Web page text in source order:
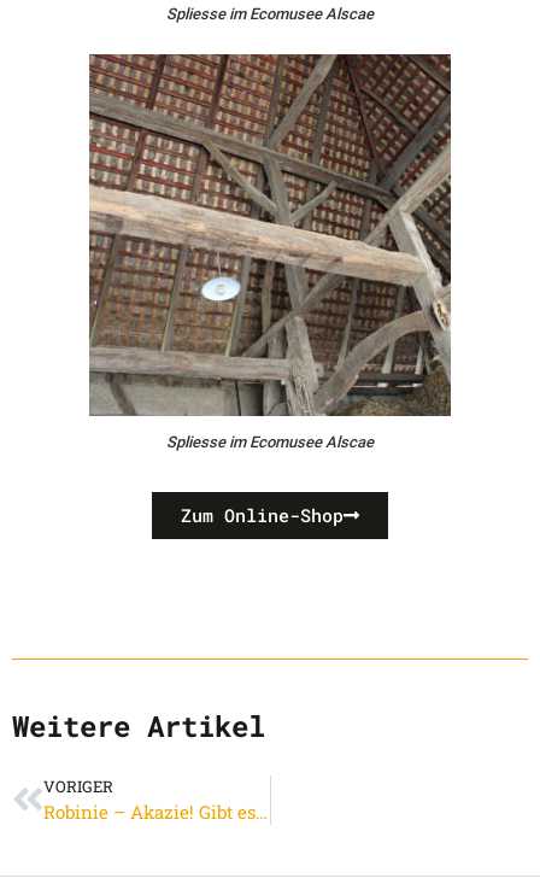
Spliesse im Ecomusee Alscae
Spliesse im Ecomusee Alscae
Zum Online-Shop
Weitere Artikel
VORIGER
Robinie – Akazie! Gibt es eine Holzschindel die haltbarer ist?